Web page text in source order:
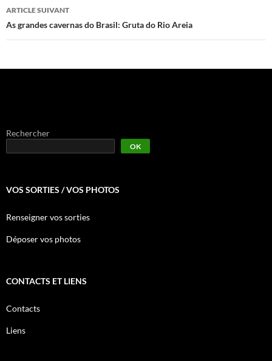
ARTICLE SUIVANT
As grandes cavernas do Brasil: Gruta do Rio Areia
Rechercher
OK
VOS SORTIES / VOS PHOTOS
Renseigner vos sorties
Déposer vos photos
CONTACTS ET LIENS
Contacts
Liens